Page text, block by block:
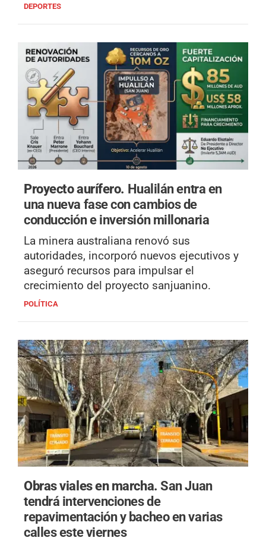
DEPORTES
Proyecto aurífero. Hualilán entra en
una nueva fase con cambios de
conducción e inversión millonaria
La minera australiana renovó sus
autoridades, incorporó nuevos ejecutivos y
aseguró recursos para impulsar el
crecimiento del proyecto sanjuanino.
POLÍTICA
Obras viales en marcha.San Juan
tendrá intervenciones de
repavimentación y bacheo en varias
calles este viernes